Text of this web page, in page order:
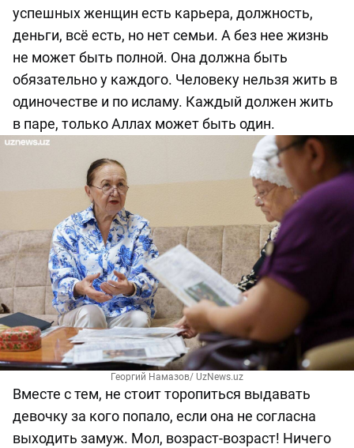
успешных женщин есть карьера, должность,
деньги, всё есть, но нет семьи. А без нее жизнь
не может быть полной. Она должна быть
обязательно у каждого. Человеку нельзя жить в
одиночестве и по исламу. Каждый должен жить
в паре, только Аллах может быть один.
Георгий Намазов/ UzNews.uz
Вместе с тем, не стоит торопиться выдавать
девочку за кого попало, если она не согласна
выходить замуж. Мол, возраст-возраст! Ничего